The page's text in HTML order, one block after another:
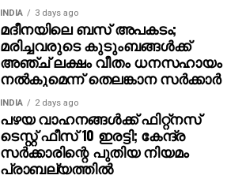
INDIA 3 days ago
മദീനയിലെ ബസ് അപകടം;
മരിച്ചവരുടെ കുടുംബങ്ങള്‍ക്ക്
അഞ്ച് ലക്ഷം വീതം ധനസഹായം
നല്‍കുമെന്ന് തെലങ്കാന സര്‍ക്കാര്‍
INDIA 2 days ago
പഴയ വാഹനങ്ങള്‍ക്ക് ഫിറ്റ്‌നസ്
ടെസ്റ്റ് ഫീസ് 10 ഇരട്ടി; കേന്ദ്ര
സര്‍ക്കാരിന്റെ പുതിയ നിയമം
പ്രാബല്യത്തില്‍